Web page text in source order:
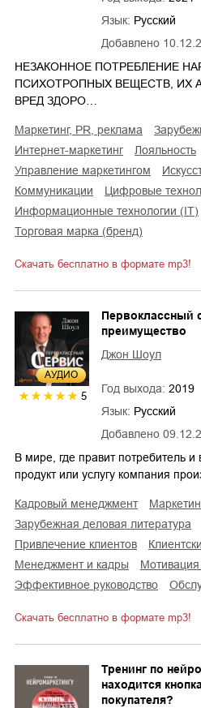
Добавлено
Язык: Русский
НЕЗАКОННОЕ ПОТРЕБЛЕНИЕ
ПСИХОТРОПНЫХ ВЕЩЕСТВ, ИХ
ВРЕД ЗДОРО…
маркетинг, PR, реклама
интернет-маркетинг
лояльность
управление маркетингом
коммуникации
цифровые
информационные технологии (IT)
торговая марка (бренд)
Скачать бесплатно в формате mp3!
AУДИО
5
Добавлено
Первоклассный
преимущество
Джон Шоул
Год выхода: 2019
Язык: Русский
В мире, где правит потребитель
продукт или услугу компания
кадровый менеджмент
зарубежная деловая литература
привлечение клиентов
менеджмент и кадры
эффективное руководство
Скачать бесплатно в формате mp3!
Тренинг по
находится
покупателя?